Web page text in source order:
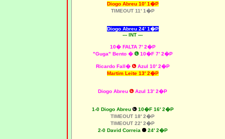
Diogo Abreu 10' 1�P
TIMEOUT 11' 1�P
Diogo Abreu 24' 1�P
--- INT ---
10� FALTA 7' 2�P
"Guga" Bento �
10�F 7'2�P
Ricardo Fall�
Azul 10' 2�P
Martim Leite 13' 2�P
Diogo Abreu Azul 13' 2�P
1-0 Diogo Abreu
10�F 16' 2�P
TIMEOUT 18' 2�P
TIMEOUT 22' 2�P
2-0 David Correia
24' 2�P